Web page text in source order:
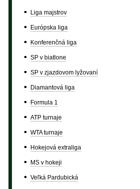
Liga majstrov
Európska liga
Konferenčná liga
SP v biatlone
SP v zjazdovom lyžovaní
Diamantová liga
Formula 1
ATP turnaje
WTA turnaje
Hokejová extraliga
MS v hokeji
Veľká Pardubická